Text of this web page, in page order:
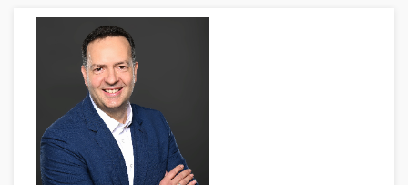
Banken, Finanzdienstleister und Versicherungen Finanzen
Firmenkundengeschäft
Investment-Banking
Kreditanalyse
Banken, Finanzdienstleister und Versicherungen Leitung,
Teamleitung
Mergers & Acquisitions